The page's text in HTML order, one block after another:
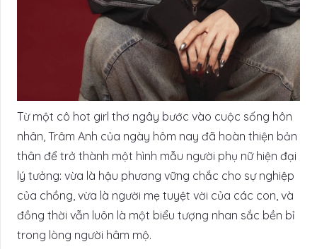
Từ một cô hot girl thơ ngây bước vào cuộc sống hôn
nhân, Trâm Anh của ngày hôm nay đã hoàn thiện bản
thân để trở thành một hình mẫu người phụ nữ hiện đại
lý tưởng: vừa là hậu phương vững chắc cho sự nghiệp
của chồng, vừa là người mẹ tuyệt vời của các con, và
đồng thời vẫn luôn là một biểu tượng nhan sắc bền bỉ
trong lòng người hâm mộ.